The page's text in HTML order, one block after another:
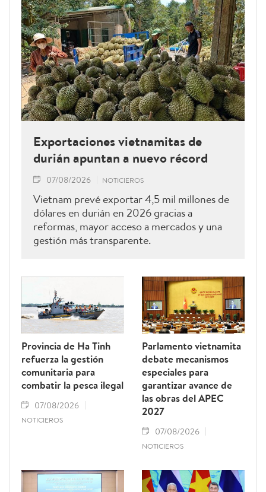
Exportaciones vietnamitas de
durián apuntan a nuevo récord
07/08/2026 NOTICIEROS
Vietnam prevé exportar 4,5 mil millones de
dólares en durián en 2026 gracias a
reformas, mayor acceso a mercados y una
gestión más transparente.
Provincia de Ha Tinh
refuerza la gestión
comunitaria para
combatir la pesca ilegal
07/08/2026
NOTICIEROS
Parlamento vietnamita
debate mecanismos
especiales para
garantizar avance de
las obras del APEC
2027
07/08/2026
NOTICIEROS